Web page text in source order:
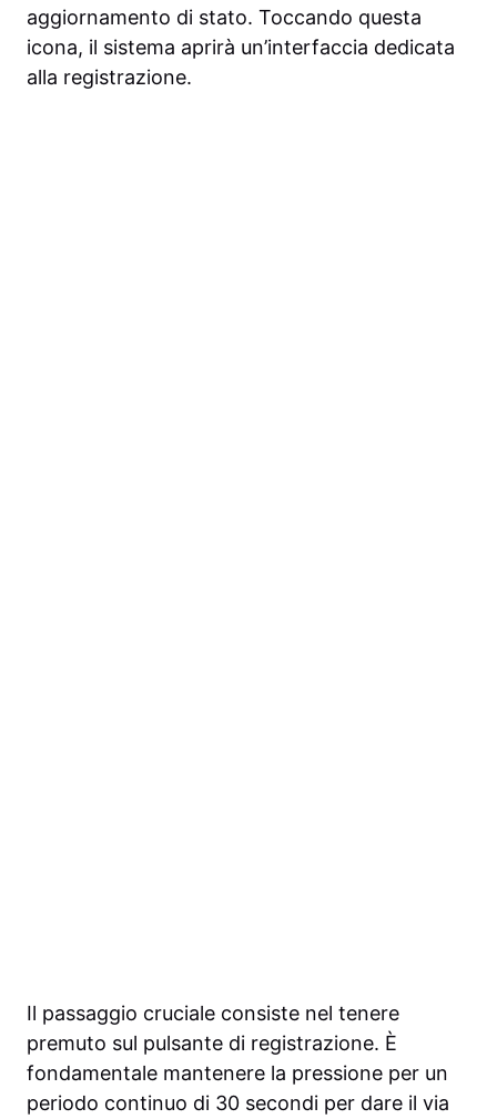
aggiornamento di stato. Toccando questa
icona, il sistema aprirà un’interfaccia dedicata
alla registrazione.
Il passaggio cruciale consiste nel tenere
premuto sul pulsante di registrazione. È
fondamentale mantenere la pressione per un
periodo continuo di 30 secondi per dare il via